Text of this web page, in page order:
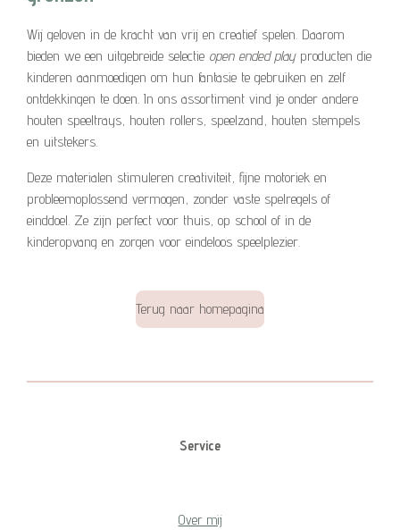
Wij geloven in de kracht van vrij en creatief spelen. Daarom
bieden we een uitgebreide selectie open ended playproducten die
kinderen aanmoedigen om hun fantasie te gebruiken en zelf
ontdekkingen te doen. In ons assortiment vind je onder andere
houten speeltrays, houten rollers, speelzand, houten stempels
en uitstekers.
Deze materialen stimuleren creativiteit, fijne motoriek en
probleemoplossend vermogen, zonder vaste spelregels of
einddoel. Ze zijn perfect voor thuis, op school of in de
kinderopvang en zorgen voor eindeloos speelplezier.
Terug naar homepagina
Service
Over mij